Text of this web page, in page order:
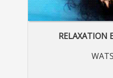
RELAXATION